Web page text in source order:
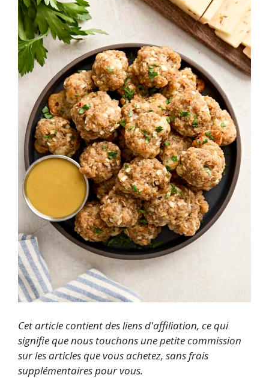
Cet article contient des liens d'affiliation, ce qui
signifie que nous touchons une petite commission
sur les articles que vous achetez, sans frais
supplémentaires pour vous.